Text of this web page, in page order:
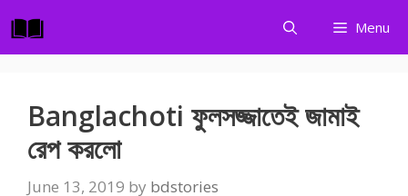
to
content
Menu
Banglachoti ফুলসজ্জাতেই জামাই
রেপ করলো
June 13, 2019 by bdstories